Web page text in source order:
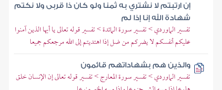
إن ارتبتم لا نشتري به ثمنا ولو كان ذا قربى ولا نكتم
شهادة الله إنا إذا لم
تفسير الماوردي > تفسير سورة المائدة > تفسير قوله تعالى يا أيها الذين آمنوا
عليكم أنفسكم لا يضركم من ضل إذا اهتديتم إلى الله مرجعكم جميعا
والذين هم بشهاداتهم قائمون
تفسير الماوردي > تفسير سورة المعارج > تفسير قوله تعالى إن الإنسان خلق